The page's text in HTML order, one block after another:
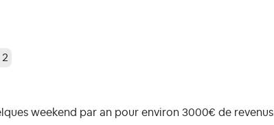
2
weekend par an pour environ 3000€ de revenus.